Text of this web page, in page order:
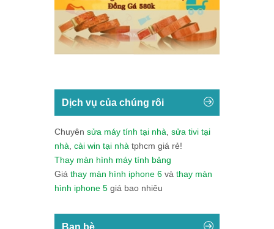
Dịch vụ của chúng rôi
Chuyên sửa máy tính tại nhà sửa tivi tại
nhà cài win tại nhà tphcm giá rẻ!
Thay màn hình máy tính bảng
Giá thay màn hình iphone 6 và thay màn
hình iphone 5 giá bao nhiêu
Bạn bè